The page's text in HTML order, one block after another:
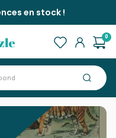
en stock !
0